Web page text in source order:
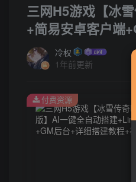
三网H5游戏【冰
+简易安卓客户端
冷权
1年前更新
付费资源